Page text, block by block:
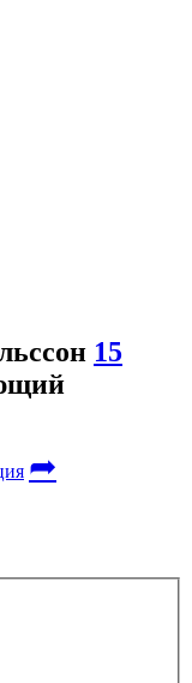
15
➦